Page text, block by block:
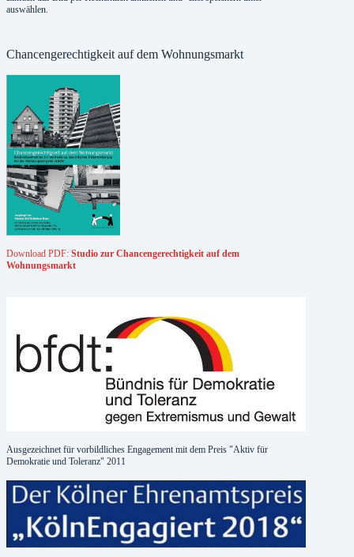
auswählen.
Chancengerechtigkeit auf dem Wohnungsmarkt
Download PDF: Studio zur Chancengerechtigkeit auf dem
Wohnungsmarkt
Ausgezeichnet für vorbildliches Engagement mit dem Preis "Aktiv für
Demokratie und Toleranz" 2011